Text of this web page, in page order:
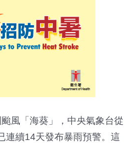
風「海葵」，中央氣象台從
連續14天發布暴雨預警。這